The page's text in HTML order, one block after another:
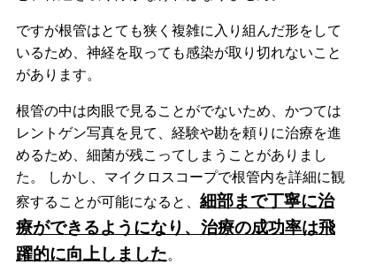
ですが根管はとても狭く複雑に入り組んだ形をして
いるため、神経を取っても感染が取り切れないこと
があります。
根管の中は肉眼で見ることがでないため、かつては
レントゲン写真を見て、経験や勘を頼りに治療を進
めるため、細菌が残こってしまうことがありまし
た。 しかし、マイクロスコープで根管内を詳細に観
察することが可能になると、 細部まで丁寧に治
療ができるようになり、治療の成功率は飛
躍的に向上しました。